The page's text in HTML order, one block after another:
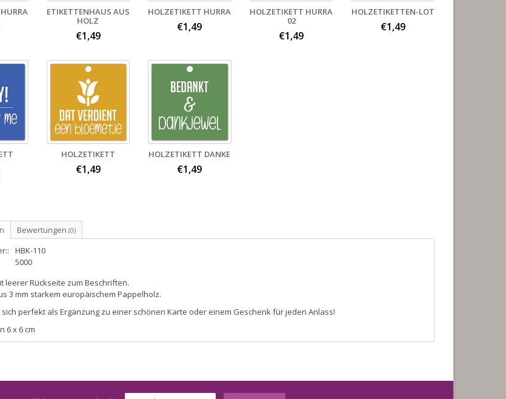
ETIKETTENHAUS AUS
HOLZ
€1,49
HOLZETIKETT HURRA
€1,49
HOLZETIKETT HURRA
02
€1,49
HOLZETIKETTEN-LOT
€1,49
HOLZETIKETT
€1,49
HOLZETIKETT DANKE
€1,49
Bewertungen (0)
HBK-110
5000
leerer Rückseite zum Beschriften.
3 mm starkem europäischem Pappelholz.
perfekt als Ergänzung zu einer schönen Karte oder einem Geschenk für jeden Anlass!
6 x 6 cm